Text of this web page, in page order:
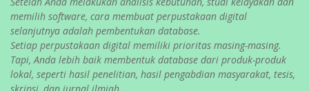
memilih software, cara membuat perpustakaan digital
selanjutnya adalah pembentukan database.
Setiap perpustakaan digital memiliki prioritas masing-masing.
Tapi, Anda lebih baik membentuk database dari produk-produk
lokal, seperti hasil penelitian, hasil pengabdian masyarakat, tesis,